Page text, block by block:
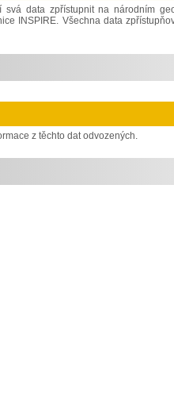
data zpřístupnit na národním
INSPIRE. Všechna data
z těchto dat odvozených.